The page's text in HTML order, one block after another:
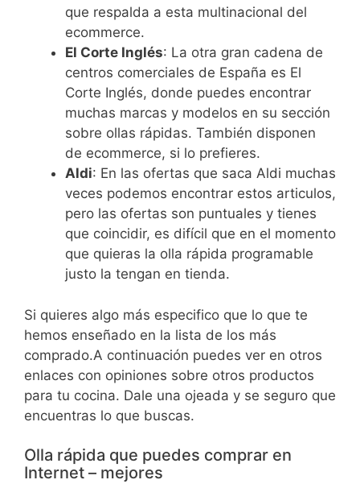
que respalda a esta multinacional del
ecommerce.
El Corte Inglés: La otra gran cadena de
centros comerciales de España es El
Corte Inglés, donde puedes encontrar
muchas marcas y modelos en su sección
sobre ollas rápidas. También disponen
de ecommerce, si lo prefieres.
Aldi: En las ofertas que saca Aldi muchas
veces podemos encontrar estos articulos,
pero las ofertas son puntuales y tienes
que coincidir, es difícil que en el momento
que quieras la olla rápida programable
justo la tengan en tienda.
Si quieres algo más especifico que lo que te
hemos enseñado en la lista de los más
comprado.A continuación puedes ver en otros
enlaces con opiniones sobre otros productos
para tu cocina. Dale una ojeada y se seguro que
encuentras lo que buscas.
Olla rápida que puedes comprar en
Internet – mejores